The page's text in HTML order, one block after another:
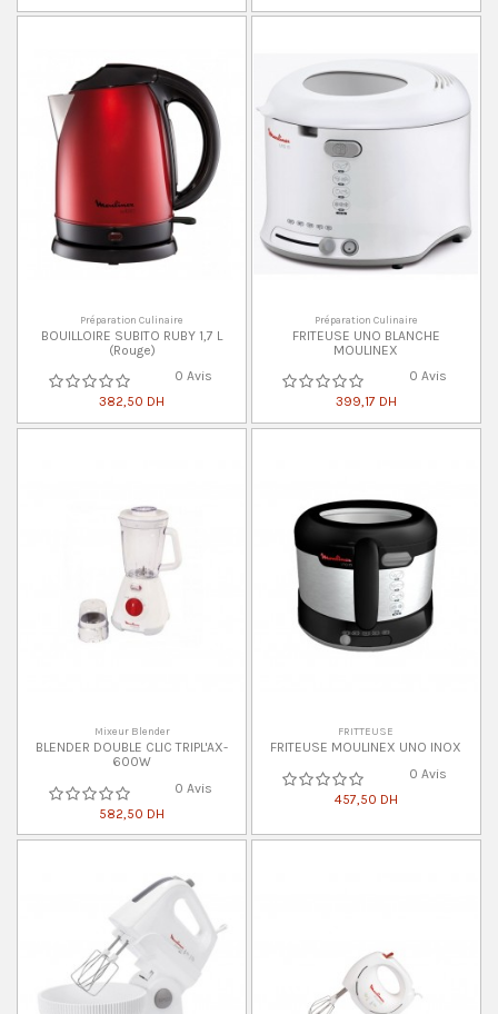
Préparation Culinaire
BOUILLOIRE SUBITO RUBY 1,7 L
(Rouge)
0 Avis
382,50 DH
Préparation Culinaire
FRITEUSE UNO BLANCHE
MOULINEX
0 Avis
399,17 DH
Mixeur Blender
BLENDER DOUBLE CLIC TRIPL'AX-
600W
0 Avis
582,50 DH
FRITTEUSE
FRITEUSE MOULINEX UNO INOX
0 Avis
457,50 DH